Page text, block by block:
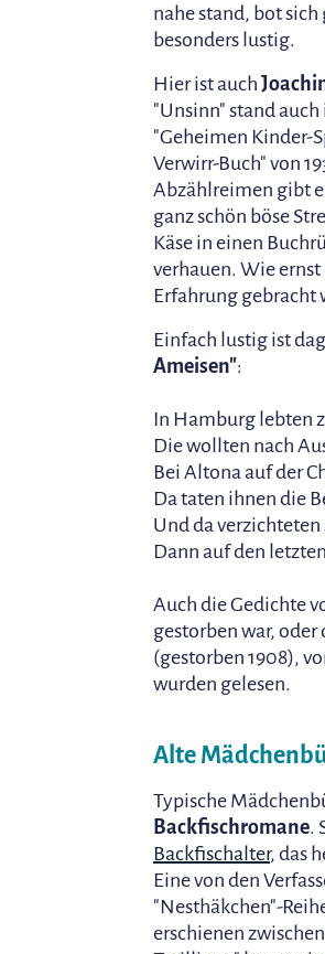
nahe stand, bot
besonders lustig.
Hier ist auch
"Unsinn" stand
"Geheimen Kinder-
Verwirr-Buch" von
Abzählreimen gibt
ganz schön böse
Käse in einen
verhauen. Wie
Erfahrung gebracht
Einfach lustig ist
Ameisen":
In Hamburg lebten
Die wollten nach
Bei Altona auf der
Da taten ihnen die
Und da verzichteten
Dann auf den
Auch die Gedichte
gestorben war,
(gestorben 1908),
wurden gelesen.
Alte
Typische
Backfischromane.
Backfischalter, das
Eine von den
"Nesthäkchen"-
erschienen